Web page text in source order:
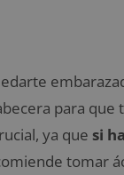
para que
ya que si
tomar